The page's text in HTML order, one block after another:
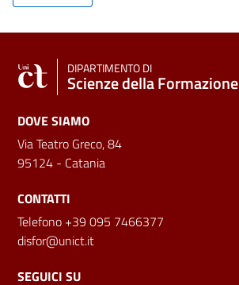
DIPARTIMENTO DI
Scienze della Formazione
DOVE SIAMO
Via Teatro Greco, 84
95124 - Catania
CONTATTI
Telefono +39 095 7466377
disfor@unict.it
SEGUICI SU